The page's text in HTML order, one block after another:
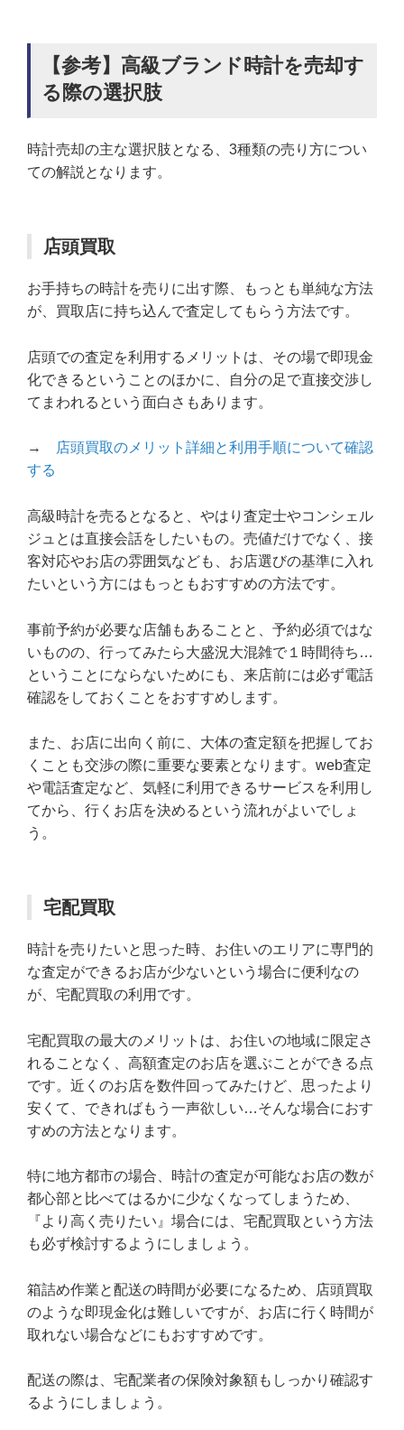
【参考】高級ブランド時計を売却す
る際の選択肢
時計売却の主な選択肢となる、3種類の売り方につい
ての解説となります。
店頭買取
お手持ちの時計を売りに出す際、もっとも単純な方法
が、買取店に持ち込んで査定してもらう方法です。
店頭での査定を利用するメリットは、その場で即現金
化できるということのほかに、自分の足で直接交渉し
てまわれるという面白さもあります。
→
店頭買取のメリット詳細と利用手順について確認
する
高級時計を売るとなると、やはり査定士やコンシェル
ジュとは直接会話をしたいもの。売値だけでなく、接
客対応やお店の雰囲気なども、お店選びの基準に入れ
たいという方にはもっともおすすめの方法です。
事前予約が必要な店舗もあることと、予約必須ではな
いものの、行ってみたら大盛況大混雑で１時間待ち…
ということにならないためにも、来店前には必ず電話
確認をしておくことをおすすめします。
また、お店に出向く前に、大体の査定額を把握してお
くことも交渉の際に重要な要素となります。web査定
や電話査定など、気軽に利用できるサービスを利用し
てから、行くお店を決めるという流れがよいでしょ
う。
宅配買取
時計を売りたいと思った時、お住いのエリアに専門的
な査定ができるお店が少ないという場合に便利なの
が、宅配買取の利用です。
宅配買取の最大のメリットは、お住いの地域に限定さ
れることなく、高額査定のお店を選ぶことができる点
です。近くのお店を数件回ってみたけど、思ったより
安くて、できればもう一声欲しい…そんな場合におす
すめの方法となります。
特に地方都市の場合、時計の査定が可能なお店の数が
都心部と比べてはるかに少なくなってしまうため、
『より高く売りたい』場合には、宅配買取という方法
も必ず検討するようにしましょう。
箱詰め作業と配送の時間が必要になるため、店頭買取
のような即現金化は難しいですが、お店に行く時間が
取れない場合などにもおすすめです。
配送の際は、宅配業者の保険対象額もしっかり確認す
るようにしましょう。